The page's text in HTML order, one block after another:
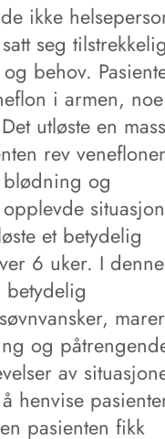
ikke
seg
behov.
i armen, noe
utløste en
rev
og
et betydelig
6 uker. I denne
og
av
henvise
pasienten fikk